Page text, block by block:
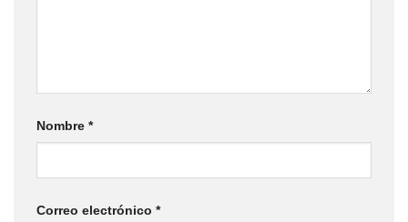
Nombre *
Correo electrónico *